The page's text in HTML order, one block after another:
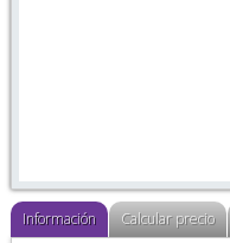
Información Calcular precio